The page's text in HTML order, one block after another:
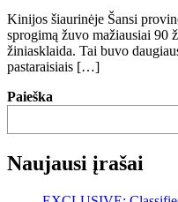
Kinijos šiaurinėje Šansi
sprogimą žuvo mažiausiai 90
žiniasklaida. Tai buvo
pastaraisiais […]
Paieška
Naujausi įrašai